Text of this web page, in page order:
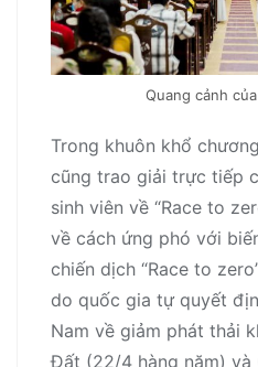
Quang cảnh
Trong khuôn khổ
cũng trao giải trực tiếp
sinh viên về “Race to
về cách ứng phó với
chiến dịch “Race to
do quốc gia tự quyết
Nam về giảm phát thải
Đất (22/4 hàng năm) và